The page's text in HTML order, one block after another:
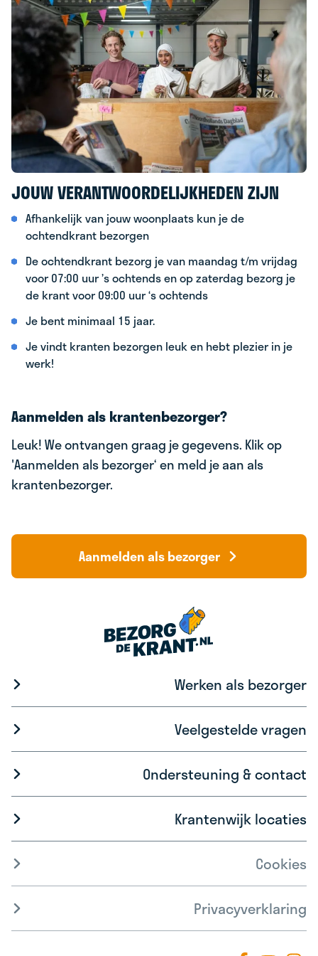
JOUW VERANTWOORDELIJKHEDEN ZIJN
Afhankelijk van jouw woonplaats kun je de
ochtendkrant bezorgen
De ochtendkrant bezorg je van maandag t/m vrijdag
voor 07:00 uur ’s ochtends en op zaterdag bezorg je
de krant voor 09:00 uur ‘s ochtends
Je bent minimaal 15 jaar.
Je vindt kranten bezorgen leuk en hebt plezier in je
werk!
Aanmelden als krantenbezorger?
Leuk! We ontvangen graag je gegevens. Klik op
'Aanmelden als bezorger‘ en meld je aan als
krantenbezorger.
Aanmelden als bezorger
Werken als bezorger
Veelgestelde vragen
Ondersteuning & contact
Krantenwijk locaties
Cookies
Privacyverklaring